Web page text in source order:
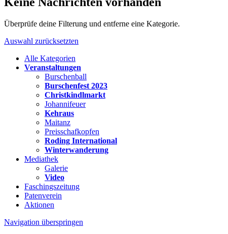
Überprüfe deine Filterung und entferne eine Kategorie.
Auswahl zurücksetzten
Alle Kategorien
Veranstaltungen
Burschenball
Burschenfest 2023
Christkindlmarkt
Johannifeuer
Kehraus
Maitanz
Preisschafkopfen
Roding International
Winterwanderung
Mediathek
Galerie
Video
Faschingszeitung
Patenverein
Aktionen
Navigation überspringen